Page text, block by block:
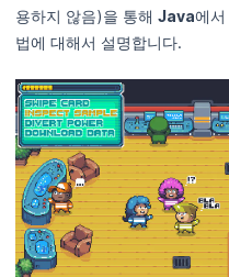
용하지 않음)을 통해 Java에
법에 대해서 설명합니다.